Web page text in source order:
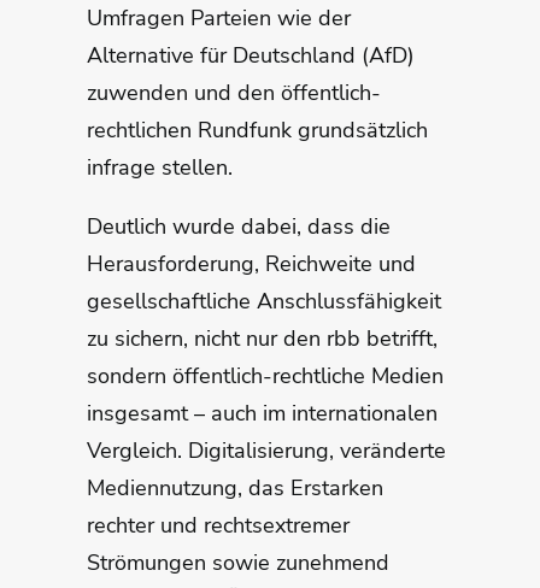
Umfragen Parteien wie der
Alternative für Deutschland (AfD)
zuwenden und den öffentlich-
rechtlichen Rundfunk grundsätzlich
infrage stellen.
Deutlich wurde dabei, dass die
Herausforderung, Reichweite und
gesellschaftliche Anschlussfähigkeit
zu sichern, nicht nur den rbb betrifft,
sondern öffentlich-rechtliche Medien
insgesamt – auch im internationalen
Vergleich. Digitalisierung, veränderte
Mediennutzung, das Erstarken
rechter und rechtsextremer
Strömungen sowie zunehmend